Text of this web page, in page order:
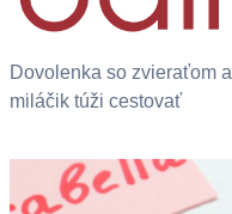
Dovolenka so zvieraťom
miláčik túži cestovať